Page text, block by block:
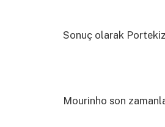
Sonuç olarak
Mourinho son